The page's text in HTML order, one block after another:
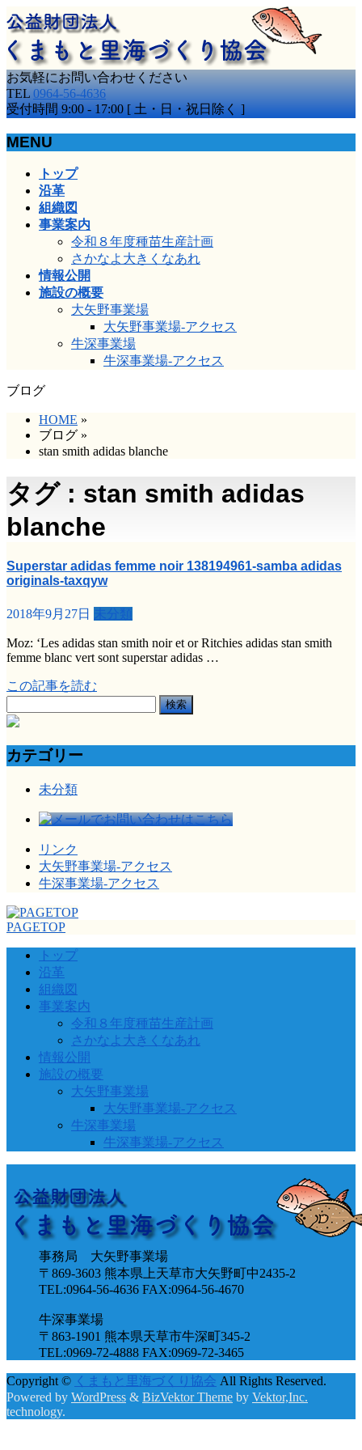
お気軽にお問い合わせください
TEL 0964-56-4636
受付時間 9:00 - 17:00 [ 土・日・祝日除く ]
MENU
トップ
沿革
組織図
事業案内
令和８年度種苗生産計画
さかなよ大きくなあれ
情報公開
施設の概要
大矢野事業場
大矢野事業場-アクセス
牛深事業場
牛深事業場-アクセス
ブログ
HOME »
ブログ »
stan smith adidas blanche
タグ : stan smith adidas
blanche
Superstar adidas femme noir 138194961-samba adidas
originals-taxqyw
2018年9月27日 未分類
Moz: ‘Les adidas stan smith noir et or Ritchies adidas stan smith
femme blanc vert sont superstar adidas …
この記事を読む
索:
カテゴリー
未分類
リンク
大矢野事業場-アクセス
牛深事業場-アクセス
PAGETOP
トップ
沿革
組織図
事業案内
令和８年度種苗生産計画
さかなよ大きくなあれ
情報公開
施設の概要
大矢野事業場
大矢野事業場-アクセス
牛深事業場
牛深事業場-アクセス
事務局 大矢野事業場
〒869-3603 熊本県上天草市大矢野町中2435-2
TEL:0964-56-4636 FAX:0964-56-4670
牛深事業場
〒863-1901 熊本県天草市牛深町345-2
TEL:0969-72-4888 FAX:0969-72-3465
Copyright © くまもと里海づくり協会 All Rights Reserved.
Powered by WordPress & BizVektor Theme by Vektor,Inc.
technology.